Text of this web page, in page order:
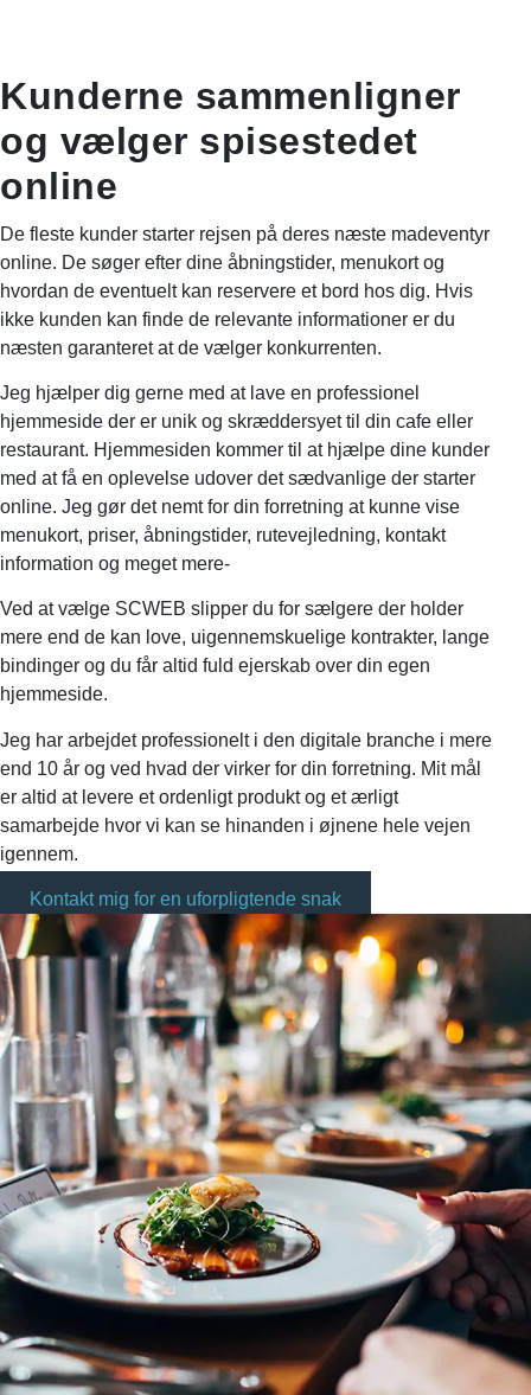
Kunderne sammenligner
og vælger spisestedet
online
De fleste kunder starter rejsen på deres næste madeventyr
online. De søger efter dine åbningstider, menukort og
hvordan de eventuelt kan reservere et bord hos dig. Hvis
ikke kunden kan finde de relevante informationer er du
næsten garanteret at de vælger konkurrenten.
Jeg hjælper dig gerne med at lave en professionel
hjemmeside der er unik og skræddersyet til din cafe eller
restaurant. Hjemmesiden kommer til at hjælpe dine kunder
med at få en oplevelse udover det sædvanlige der starter
online. Jeg gør det nemt for din forretning at kunne vise
menukort, priser, åbningstider, rutevejledning, kontakt
information og meget mere-
Ved at vælge SCWEB slipper du for sælgere der holder
mere end de kan love, uigennemskuelige kontrakter, lange
bindinger og du får altid fuld ejerskab over din egen
hjemmeside.
Jeg har arbejdet professionelt i den digitale branche i mere
end 10 år og ved hvad der virker for din forretning. Mit mål
er altid at levere et ordenligt produkt og et ærligt
samarbejde hvor vi kan se hinanden i øjnene hele vejen
igennem.
Kontakt mig for en uforpligtende snak